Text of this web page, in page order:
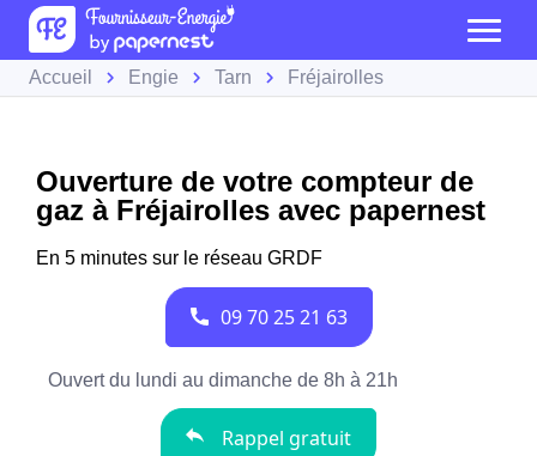
Accueil Engie Tarn Fréjairolles